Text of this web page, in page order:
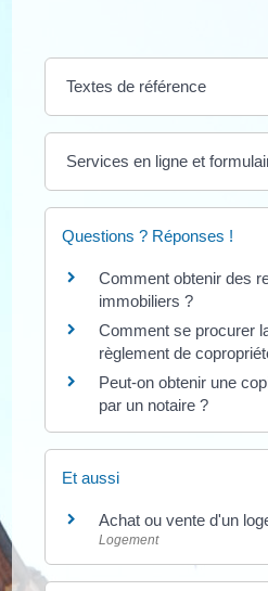
Textes de référence
Services en ligne et
Questions ? Réponses !
Comment obtenir des
immobiliers ?
Comment se procurer
règlement de
Peut-on obtenir une
par un notaire ?
Et aussi
Achat ou vente d'un
Logement